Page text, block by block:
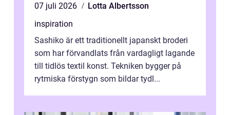
07 juli 2026
Lotta Albertsson
inspiration
Sashiko är ett traditionellt japanskt broderi
som har förvandlats från vardagligt lagande
till tidlös textil konst. Tekniken bygger på
rytmiska förstygn som bildar tydl...